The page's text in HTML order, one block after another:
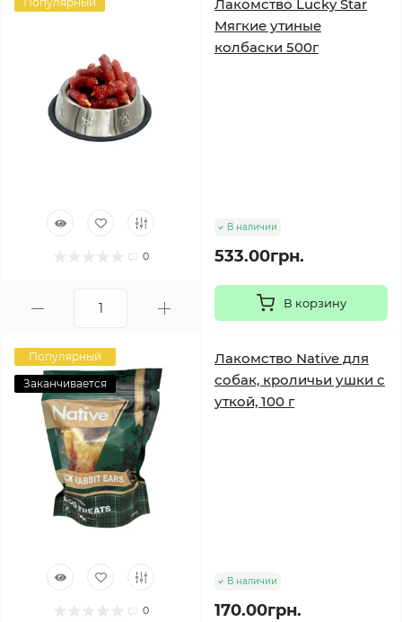
0
Лакомство Lucky Star
Мягкие утиные
колбаски 500г
В наличии
533.00грн.
В корзину
Популярный
Заканчивается
0
Лакомство Native для
собак, кроличьи ушки с
уткой, 100 г
В наличии
170.00грн.